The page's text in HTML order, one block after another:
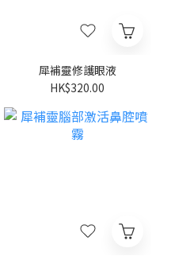
犀補靈修護眼液
HK$320.00